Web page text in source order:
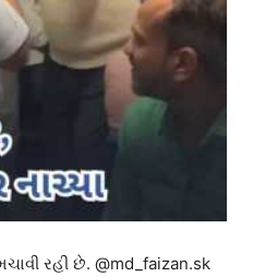
રહી છે. @md_faizan.sk